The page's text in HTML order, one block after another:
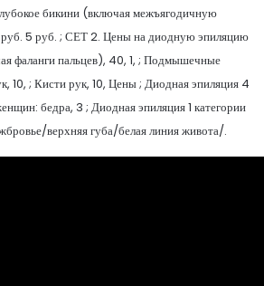
бикини (включая межъягодичную
5 руб. ; СЕТ 2. Цены на диодную эпиляцию
фаланги пальцев), 40, 1, ; Подмышечные
10, ; Кисти рук, 10, Цены ; Диодная эпиляция 4
бедра, 3 ; Диодная эпиляция 1 категории
верхняя губа/белая линия живота/.